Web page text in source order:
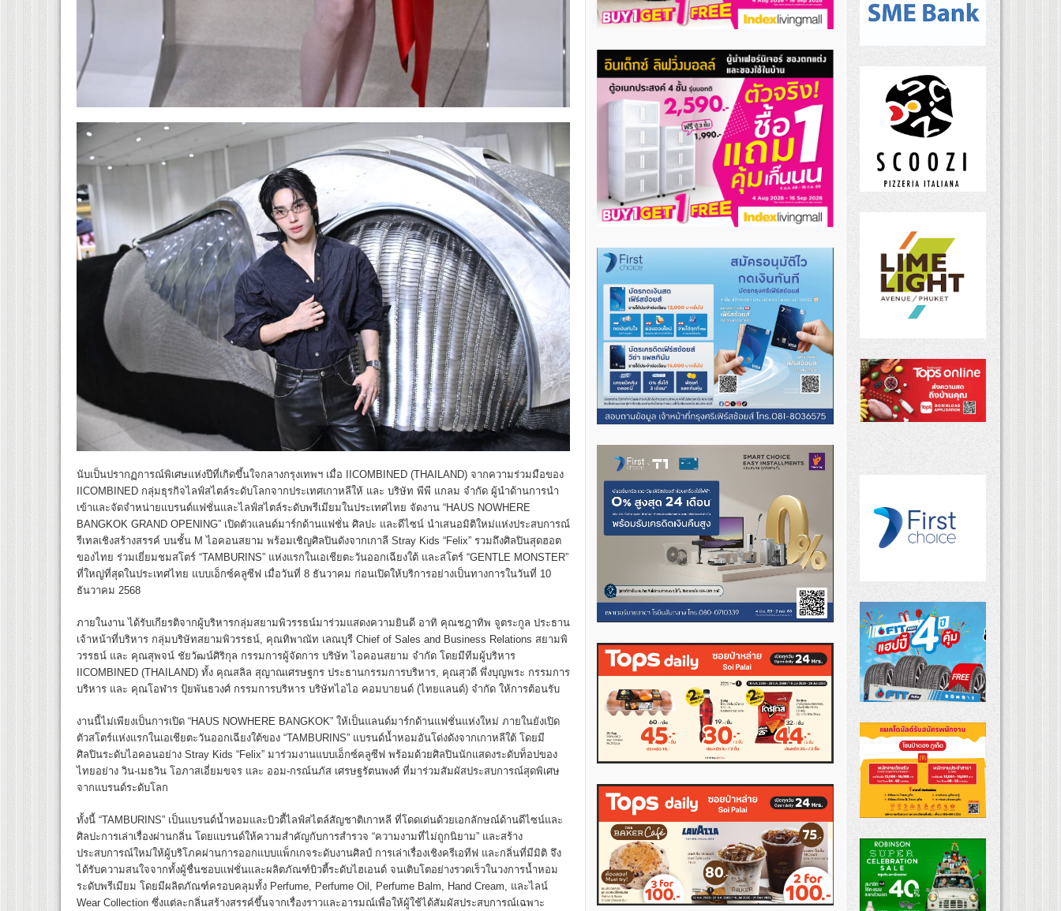
นับเป็นปรากฏการณ์พิเศษแห่งปีที่เกิดขึ้นใจกลางกรุงเทพฯ เมื่อ IICOMBINED (THAILAND) จากความร่วมมือของ
IICOMBINED กลุ่มธุรกิจไลฟ์สไตล์ระดับโลกจากประเทศเกาหลีให้ และ บริษัท พีพี แกลม จำกัด ผู้นำด้านการนำ
เข้าและจัดจำหน่ายแบรนด์แฟชั่นและไลฟ์สไตล์ระดับพรีเมียมในประเทศไทย จัดงาน “HAUS NOWHERE
BANGKOK GRAND OPENING” เปิดตัวแลนด์มาร์กด้านแฟชั่น ศิลปะ และดีไซน์ นำเสนอมิติใหม่แห่งประสบการณ์
รีเทลเชิงสร้างสรรค์ บนชั้น M ไอคอนสยาม พร้อมเชิญศิลปินดังจากเกาลี Stray Kids “Felix” รวมถึงศิลปินสุดฮอต
ของไทย ร่วมเยี่ยมชมสโตร์ “TAMBURINS” แห่งแรกในเอเชียตะวันออกเฉียงใต้ และสโตร์ “GENTLE MONSTER”
ที่ใหญ่ที่สุดในประเทศไทย แบบเอ็กซ์คลูซีฟ เมื่อวันที่ 8 ธันวาคม ก่อนเปิดให้บริการอย่างเป็นทางการในวันที่ 10
ธันวาคม 2568
ภายในงาน ได้รับเกียรติจากผู้บริหารกลุ่มสยามพิวรรธน์มาร่วมแสดงความยินดี อาทิ คุณชฎาทิพ จูตระกูล ประธาน
เจ้าหน้าที่บริหาร กลุ่มบริษัทสยามพิวรรธน์, คุณทิพาณัท เลณบุรี Chief of Sales and Business Relations สยามพิ
วรรธน์ และ คุณสุพจน์ ชัยวัฒน์ศิริกุล กรรมการผู้จัดการ บริษัท ไอคอนสยาม จำกัด โดยมีทีมผู้บริหาร
IICOMBINED (THAILAND) ทั้ง คุณสลิล สุญาณเศรษฐกร ประธานกรรมการบริหาร, คุณสุวดี พึ่งบุญพระ กรรมการ
บริหาร และ คุณโอฬาร ปุ้ยพันธวงศ์ กรรมการบริหาร บริษัทไอไอ คอมบายนด์ (ไทยแลนด์) จำกัด ให้การต้อนรับ
งานนี้ไม่เพียงเป็นการเปิด “HAUS NOWHERE BANGKOK” ให้เป็นแลนด์มาร์กด้านแฟชั่นแห่งใหม่ ภายในยังเปิด
ตัวสโตร์แห่งแรกในเอเชียตะวันออกเฉียงใต้ของ “TAMBURINS” แบรนด์น้ำหอมอันโด่งดังจากเกาหลีใต้ โดยมี
ศิลปินระดับไอคอนอย่าง Stray Kids “Felix” มาร่วมงานแบบเอ็กซ์คลูซีฟ พร้อมด้วยศิลปินนักแสดงระดับท็อปของ
ไทยอย่าง วิน-เมธวิน โอภาสเอี่ยมขจร และ ออม-กรณ์นภัส เศรษฐรัตนพงศ์ ที่มาร่วมสัมผัสประสบการณ์สุดพิเศษ
จากแบรนด์ระดับโลก
ทั้งนี้ “TAMBURINS” เป็นแบรนด์น้ำหอมและบิวตี้ไลฟ์สไตล์สัญชาติเกาหลี ที่โดดเด่นด้วยเอกลักษณ์ด้านดีไซน์และ
ศิลปะการเล่าเรื่องผ่านกลิ่น โดยแบรนด์ให้ความสำคัญกับการสำรวจ “ความงามที่ไม่ถูกนิยาม” และสร้าง
ประสบการณ์ใหม่ให้ผู้บริโภคผ่านการออกแบบแพ็กเกจระดับงานศิลป์ การเล่าเรื่องเชิงครีเอทีฟ และกลิ่นที่มีมิติ จึง
ได้รับความสนใจจากทั้งผู้ชื่นชอบแฟชั่นและผลิตภัณฑ์บิวตี้ระดับไฮเอนด์ จนเติบโตอย่างรวดเร็วในวงการน้ำหอม
ระดับพรีเมียม โดยมีผลิตภัณฑ์ครอบคลุมทั้ง Perfume, Perfume Oil, Perfume Balm, Hand Cream, และไลน์
Wear Collection ซึ่งแต่ละกลิ่นสร้างสรรค์ขึ้นจากเรื่องราวและอารมณ์เพื่อให้ผู้ใช้ได้สัมผัสประสบการณ์เฉพาะ